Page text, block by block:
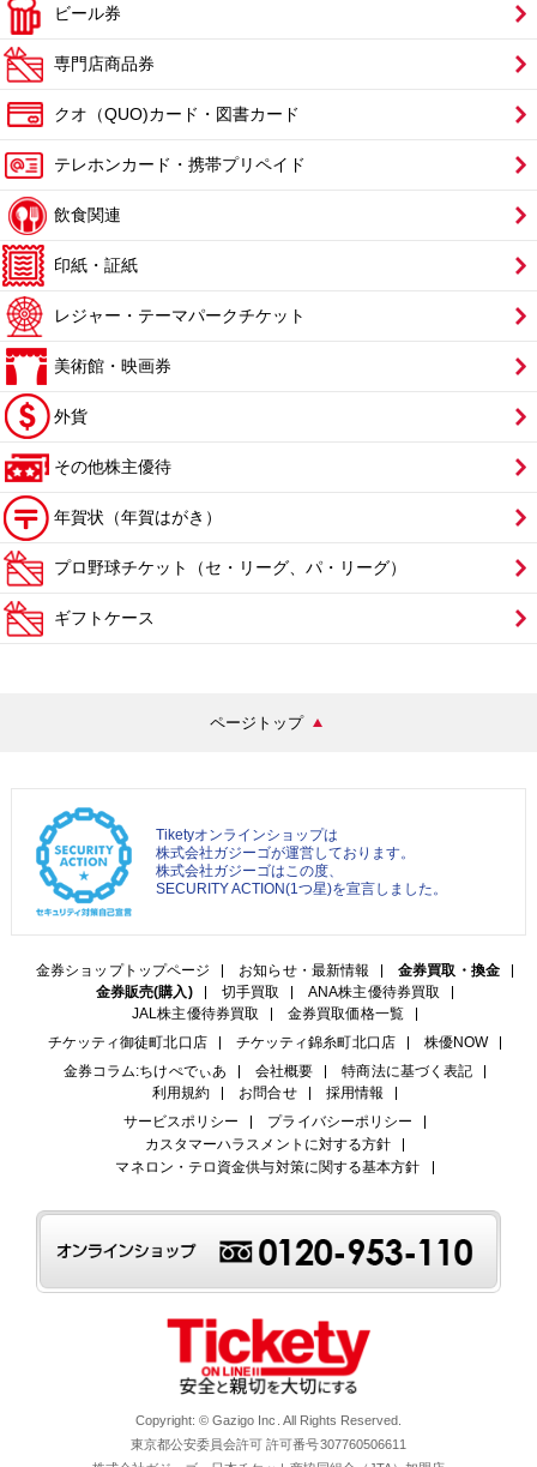
ビール券
専門店商品券
クオ（QUO)カード・図書カード
テレホンカード・携帯プリペイド
飲食関連
印紙・証紙
レジャー・テーマパークチケット
美術館・映画券
外貨
その他株主優待
年賀状（年賀はがき）
プロ野球チケット（セ・リーグ、パ・リーグ）
ギフトケース
ページトップ
Tiketyオンラインショップは
株式会社ガジーゴが運営しております。
株式会社ガジーゴはこの度、
SECURITY ACTION(1つ星)を宣言しました。
金券ショップトップページ お知らせ・最新情報
金券買取・換金
金券販売(購入)
切手買取
ANA株主優待券買取
JAL株主優待券買取
金券買取価格一覧
チケッティ御徒町北口店
チケッティ錦糸町北口店
株優NOW
金券コラム:ちけぺでぃあ
会社概要
特商法に基づく表記
利用規約
お問合せ
採用情報
サービスポリシー
プライバシーポリシー
カスタマーハラスメントに対する方針
マネロン・テロ資金供与対策に関する基本方針
Copyright: © Gazigo Inc. All Rights Reserved.
東京都公安委員会許可 許可番号307760506611